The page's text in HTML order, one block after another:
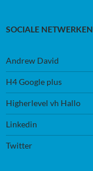
SOCIALE NETWERKEN
Andrew David
H4 Google plus
Higherlevel vh Hallo
Linkedin
Twitter